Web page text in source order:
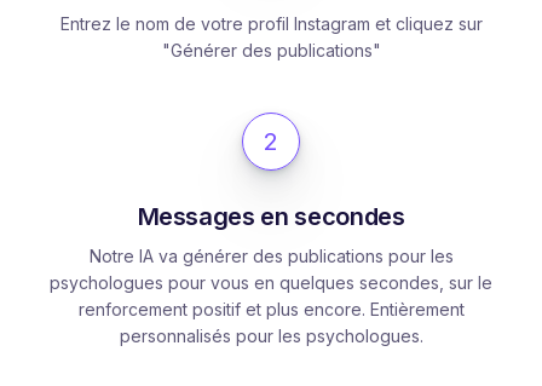
Entrez le nom de votre profil Instagram et cliquez sur
"Générer des publications"
2
Messages en secondes
Notre IA va générer des publications pour les
psychologues pour vous en quelques secondes, sur le
renforcement positif et plus encore. Entièrement
personnalisés pour les psychologues.